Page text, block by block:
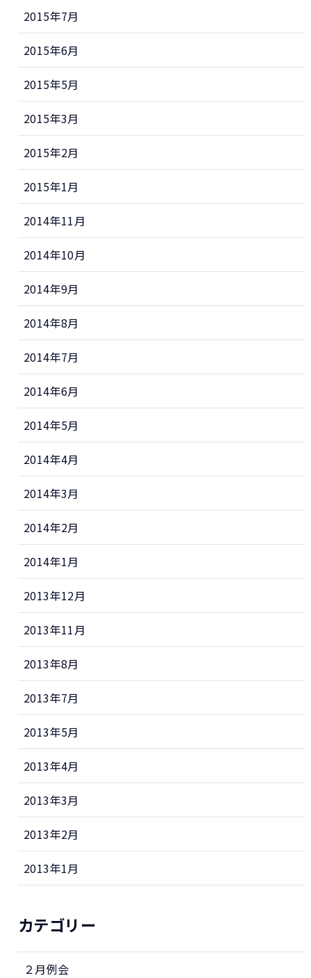
2015年7月
2015年6月
2015年5月
2015年3月
2015年2月
2015年1月
2014年11月
2014年10月
2014年9月
2014年8月
2014年7月
2014年6月
2014年5月
2014年4月
2014年3月
2014年2月
2014年1月
2013年12月
2013年11月
2013年8月
2013年7月
2013年5月
2013年4月
2013年3月
2013年2月
2013年1月
カテゴリー
２月例会